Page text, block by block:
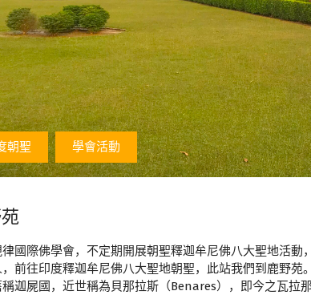
朝聖 學會活動
律國際佛學會，不定期開展朝聖釋迦牟尼佛八大聖地活
，前往印度釋迦牟尼佛八大聖地朝聖，此站我們到鹿野
稱迦屍國，近世稱為貝那拉斯（Benares），即今之瓦拉